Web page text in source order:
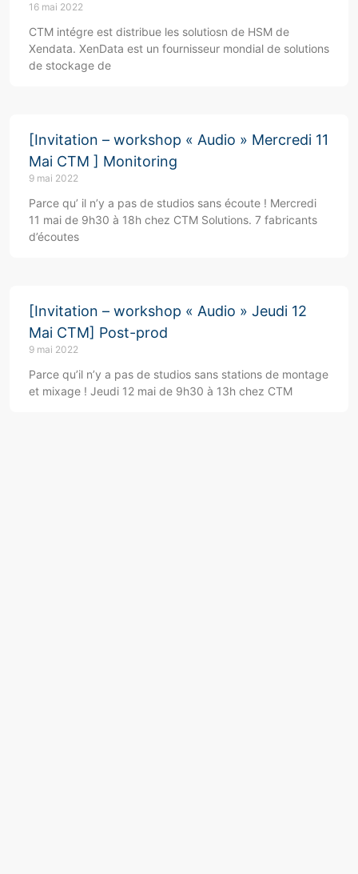
16 mai 2022
CTM intégre est distribue les solutiosn de HSM de
Xendata. XenData est un fournisseur mondial de solutions
de stockage de
[Invitation – workshop « Audio » Mercredi 11
Mai CTM ] Monitoring
9 mai 2022
Parce qu’ il n’y a pas de studios sans écoute ! Mercredi
11 mai de 9h30 à 18h chez CTM Solutions. 7 fabricants
d’écoutes
[Invitation – workshop « Audio » Jeudi 12
Mai CTM] Post-prod
9 mai 2022
Parce qu’il n’y a pas de studios sans stations de montage
et mixage ! Jeudi 12 mai de 9h30 à 13h chez CTM